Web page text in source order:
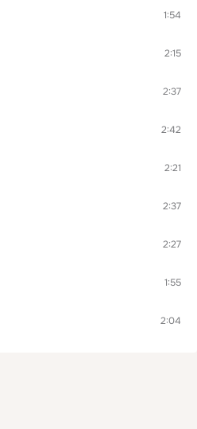
1:54
2:15
2:37
2:42
2:21
2:37
2:27
1:55
2:04